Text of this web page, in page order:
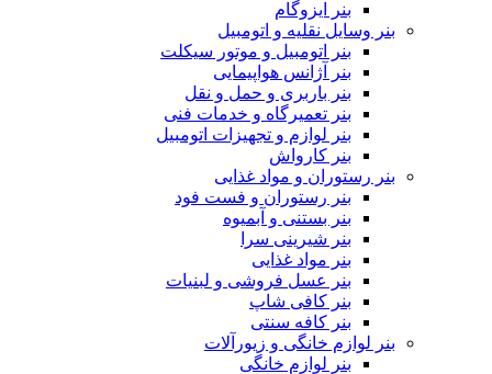
بنر ایزوگام
بنر وسایل نقلیه و اتومبیل
بنر اتومبیل و موتور سیکلت
بنر آژانس هواپیمایی
بنر باربری و حمل و نقل
بنر تعمیرگاه و خدمات فنی
بنر لوازم و تجهیزات اتومبیل
بنر کارواش
بنر رستوران و مواد غذایی
بنر رستوران و فست فود
بنر بستنی و آبمیوه
بنر شیرینی سرا
بنر مواد غذایی
بنر عسل فروشی و لبنیات
بنر کافی شاپ
بنر کافه سنتی
بنر لوازم خانگی و زیورآلات
بنر لوازم خانگی